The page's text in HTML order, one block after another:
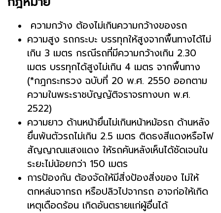
ความกว้าง ต้องไม่เกินความกว้างของรถ
ความสูง รถกระบะ บรรทุกให้สูงจากพื้นทางได้ไม่
เกิน 3 เมตร กรณีรถที่มีความกว้างเกิน 2.30
เมตร บรรทุกได้สูงไม่เกิน 4 เมตร จากพื้นทาง
(*กฎกระทรวง ฉบับที่ 20 พ.ศ. 2550 ออกตาม
ความในพระราชบัญญัติจราจรทางบก พ.ศ.
2522)
ความยาว ด้านหน้ายื่นไม่เกินหน้าหม้อรถ ด้านหลัง
ยื่นพ้นตัวรถไม่เกิน 2.5 เมตร ติดธงสีแดงหรือไฟ
สัญญาณแสงแดง ให้รถคันหลังเห็นได้ชัดเจนใน
ระยะไม่น้อยกว่า 150 เมตร
การป้องกัน ต้องจัดให้มีสิ่งป้องสิ่งของ ไม่ให้
ตกหล่นจากรถ หรือปลิวไปจากรถ อาจก่อให้เกิด
เหตุเดือดร้อน เกิดอันตรายแก่ผู้อื่นได้